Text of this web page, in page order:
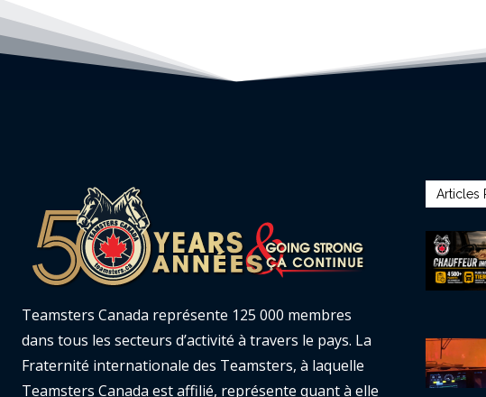
Teamsters Canada représente 125 000 membres
dans tous les secteurs d’activité à travers le pays. La
Fraternité internationale des Teamsters, à laquelle
Teamsters Canada est affilié, représente quant à elle
Articles